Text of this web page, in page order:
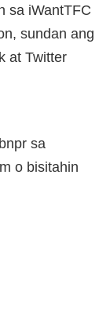
sa iWantTFC
sundan ang
at Twitter
sa
o bisitahin